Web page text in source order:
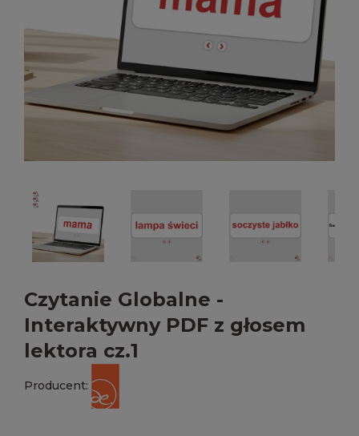
Czytanie Globalne -
Interaktywny PDF z głosem
lektora cz.1
Producent: